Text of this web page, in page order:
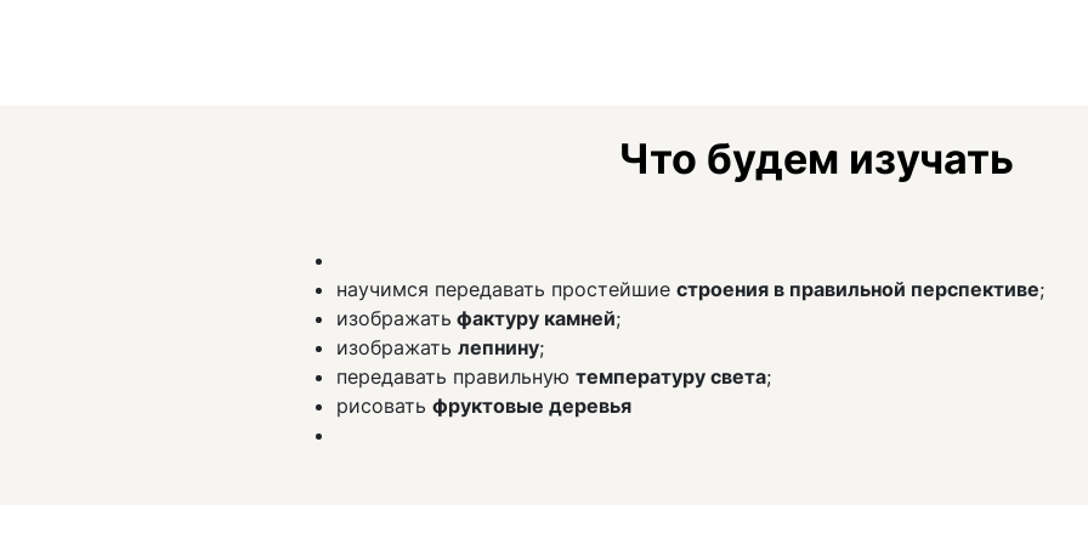
Что будем изучать
научимся передавать простейшие строения в правильной перспективе;
изображать фактуру камней;
изображать лепнину;
передавать правильную температуру света;
рисовать фруктовые деревья